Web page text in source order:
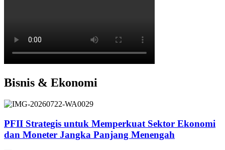
Bisnis & Ekonomi
PFII Strategis untuk Memperkuat Sektor Ekonomi
dan Moneter Jangka Panjang Menengah